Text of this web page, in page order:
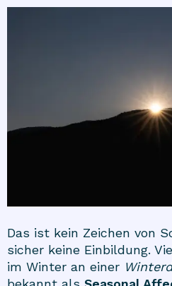
Das ist kein Zeichen von
sicher keine Einbildung.
im Winter an einer